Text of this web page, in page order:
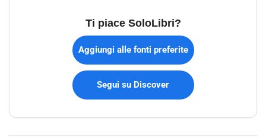
Ti piace SoloLibri?
Aggiungi alle fonti preferite
Segui su Discover